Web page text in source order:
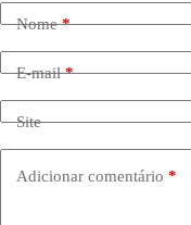
Nome*
E-mail*
Site
Adicionar comentário *